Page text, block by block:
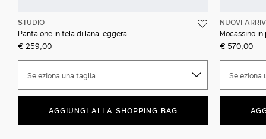
STUDIO
Pantalone in tela di lana leggera
€ 259,00
Seleziona una taglia
AGGIUNGI ALLA SHOPPING BAG
NUOVI
Mocassino
€ 570,00
Seleziona